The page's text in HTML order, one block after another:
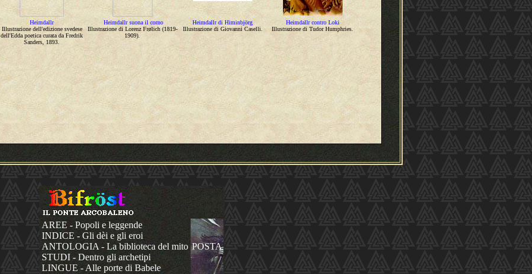
Heimdallr
Illustrazione dell'edizione svedese
dell'Edda poetica curata da Fredrik
Sanders, 1893.
Heimdallr suona il corno
Illustrazione di Lorenz Frølich (1819-
1909).
Heimdallr di Himinbjörg
Illustrazione di Giovanni Caselli.
Heimdallr contro Loki
Illustrazione di Tudor Humphries.
AREE - Popoli e leggende
INDICE - Gli dèi e gli eroi
ANTOLOGIA - La biblioteca del mito
STUDI - Dentro gli archetipi
LINGUE - Alle porte di Babele
POSTA